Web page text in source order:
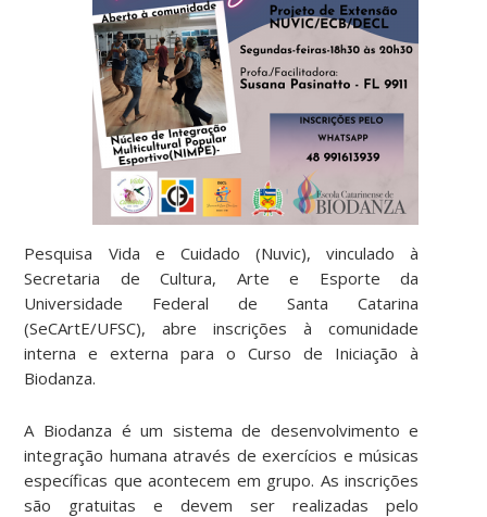
Pesquisa Vida e Cuidado (Nuvic), vinculado à
Secretaria de Cultura, Arte e Esporte da
Universidade Federal de Santa Catarina
(SeCArtE/UFSC), abre inscrições à comunidade
interna e externa para o Curso de Iniciação à
Biodanza.
A Biodanza é um sistema de desenvolvimento e
integração humana através de exercícios e músicas
específicas que acontecem em grupo. As inscrições
são gratuitas e devem ser realizadas pelo